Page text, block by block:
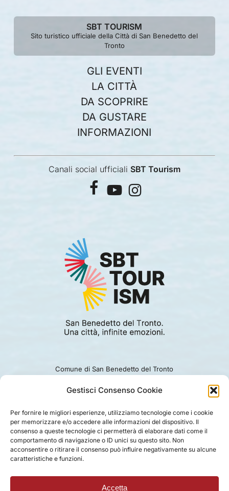
Gestisci Consenso Cookie
Per fornire le migliori esperienze, utilizziamo tecnologie come i cookie
per memorizzare e/o accedere alle informazioni del dispositivo. Il
consenso a queste tecnologie ci permetterà di elaborare dati come il
comportamento di navigazione o ID unici su questo sito. Non
acconsentire o ritirare il consenso può influire negativamente su alcune
caratteristiche e funzioni.
Accetta
SBT TOURISM
Sito turistico ufficiale della Città di San Benedetto del
Tronto
GLI EVENTI
LA CITTÀ
DA SCOPRIRE
DA GUSTARE
INFORMAZIONI
Canali social ufficiali SBT Tourism
facebook
youtubeinstagram
Comune di San Benedetto del Tronto
Ufficio turismo: 0735.794229
PRIVACY |COOKIE | LEGAL |DISCLAIMER